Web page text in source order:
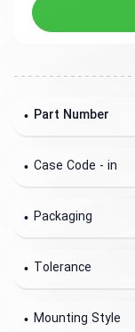
Part Number
Case Code - in
Packaging
Tolerance
Mounting Style